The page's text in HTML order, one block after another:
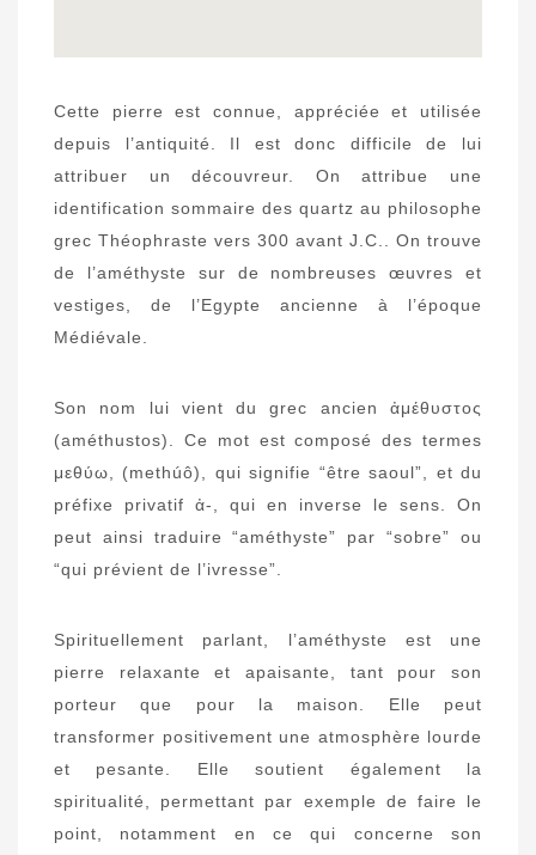
Cette pierre est connue, appréciée et utilisée
depuis l’antiquité. Il est donc difficile de lui
attribuer un découvreur. On attribue une
identification sommaire des quartz au philosophe
grec Théophraste vers 300 avant J.C.. On trouve
de l’améthyste sur de nombreuses œuvres et
vestiges, de l’Egypte ancienne à l’époque
Médiévale.
Son nom lui vient du grec ancien ἀμέθυστος
(améthustos). Ce mot est composé des termes
μεθύω, (methúô), qui signifie “être saoul”, et du
préfixe privatif ἀ-, qui en inverse le sens. On
peut ainsi traduire “améthyste” par “sobre” ou
“qui prévient de l’ivresse”.
Spirituellement parlant, l’améthyste est une
pierre relaxante et apaisante, tant pour son
porteur que pour la maison. Elle peut
transformer positivement une atmosphère lourde
et pesante. Elle soutient également la
spiritualité, permettant par exemple de faire le
point, notamment en ce qui concerne son